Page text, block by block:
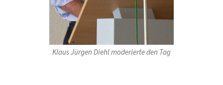
Klaus Jürgen Diehl moderierte den Tag